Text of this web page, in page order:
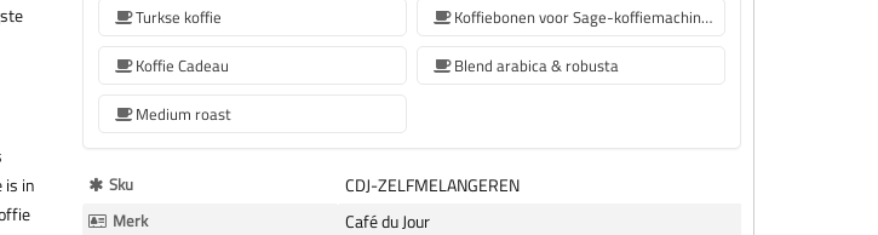
is in
Turkse koffie
Koffiebonen voor Sage-koffiemachines
Koffie Cadeau
Blend arabica & robusta
Medium roast
Meer
Informatie
Sku CDJ-ZELFMELANGEREN
Merk Café du Jour